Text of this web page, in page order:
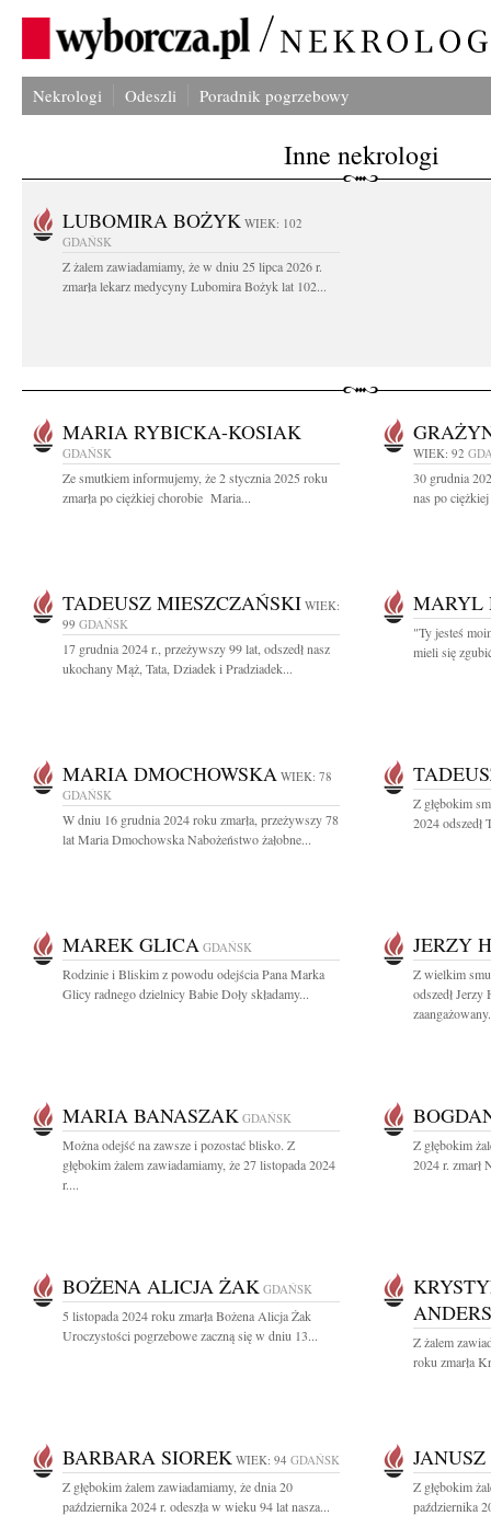
Nekrologi Odeszli Poradnik pogrzebowy
Inne nekrologi
LUBOMIRA BOŻYK WIEK: 102
GDAŃSK
Z żalem zawiadamiamy, że w dniu 25 lipca 2026 r.
zmarła lekarz medycyny Lubomira Bożyk lat 102...
MARIA RYBICKA-KOSIAK
GDAŃSK
Ze smutkiem informujemy, że 2 stycznia 2025 roku
zmarła po ciężkiej chorobie Maria...
WIEK: 92
30 grudnia
nas po
TADEUSZ MIESZCZAŃSKI WIEK:
99 GDAŃSK
17 grudnia 2024 r., przeżywszy 99 lat, odszedł nasz
ukochany Mąż, Tata, Dziadek i Pradziadek...
MARYL
"Ty jesteś
mieli się
MARIA DMOCHOWSKA WIEK: 78
GDAŃSK
W dniu 16 grudnia 2024 roku zmarła, przeżywszy 78
lat Maria Dmochowska Nabożeństwo żałobne...
Z głębokim
2024
MAREK GLICA GDAŃSK
Rodzinie i Bliskim z powodu odejścia Pana Marka
Glicy radnego dzielnicy Babie Doły składamy...
JERZY
Z wielkim
odszedł
MARIA BANASZAK GDAŃSK
Można odejść na zawsze i pozostać blisko. Z
głębokim żalem zawiadamiamy, że 27 listopada 2024
r....
Z głębokim
2024 r. zmarł
BOŻENA ALICJA ŻAK GDAŃSK
5 listopada 2024 roku zmarła Bożena Alicja Żak
Uroczystości pogrzebowe zaczną się w dniu 13...
ANDERS
Z żalem
roku zmarła
BARBARA SIOREK WIEK: 94 GDAŃSK
Z głębokim żalem zawiadamiamy, że dnia 20
października 2024 r. odeszła w wieku 94 lat nasza...
Z głębokim
października